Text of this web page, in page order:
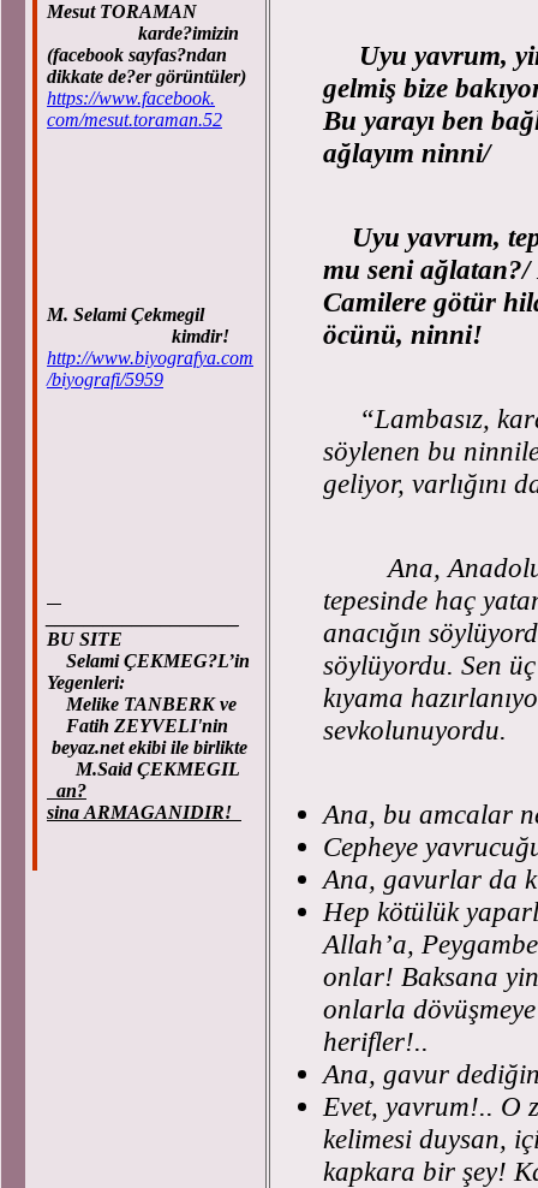
Mesut TORAMAN
karde?imizin
(facebook sayfas?ndan
dikkate de?er görüntüler)
https://www.facebook.
com/mesut.toraman.52
M. Selami Çekmegil
kimdir!
http://www.biyografya.com
/biyografi/5959
BU SITE
Selami ÇEKMEG?L’in
Yegenleri:
Melike TANBERK ve
Fatih ZEYVELI'nin
beyaz.net ekibi ile birlikte
M.Said ÇEKMEGIL
an?
sina ARMAGANIDIR!
Uyu yavrum,
gelmiş bize
Bu yarayı ben
ağlayım ninni/
Uyu yavrum,
mu seni ağlatan?/
Camilere götür
öcünü, ninni!
“Lambasız,
söylenen bu
geliyor, varlığını
Ana, Anadolu,
tepesinde haç
anacığın
söylüyordu. Sen
kıyama
sevkolunuyordu.
Ana, bu amcalar
Cepheye
Ana, gavurlar da
Hep kötülük
Allah’a,
onlar! Baksana
onlarla
herifler!..
Ana, gavur
Evet, yavrum!.. O
kelimesi duysan,
kapkara bir şey!